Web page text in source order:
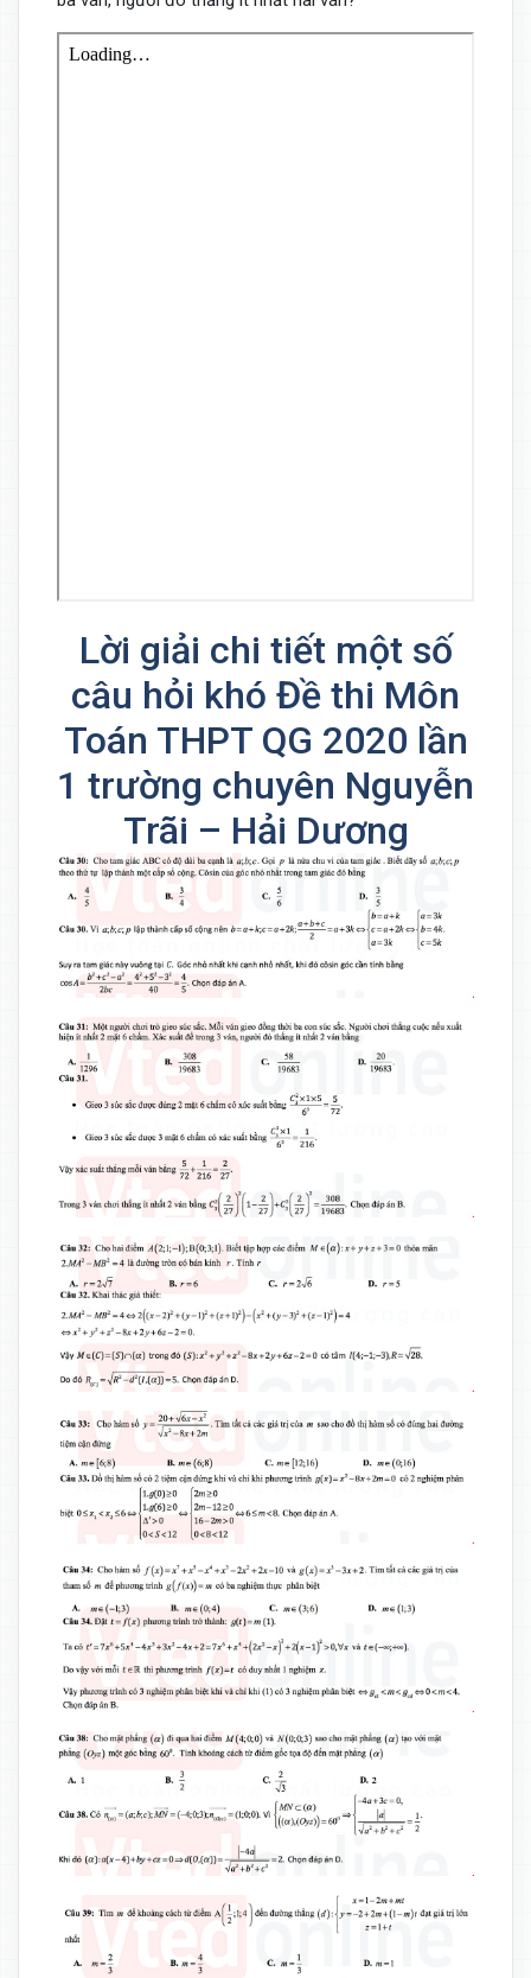
Lời giải chi tiết một số
câu hỏi khó Đề thi Môn
Toán THPT QG 2020 lần
1 trường chuyên Nguyễn
Trãi – Hải Dương